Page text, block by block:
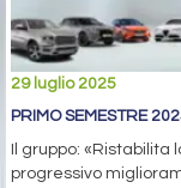
29 luglio 2025
PRIMO SEMESTRE
Il gruppo: «Ristabilita
progressivo